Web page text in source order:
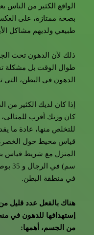
الواقع الكثير من الناس
بصحة ممتازة، على
طبيعي ولديهم مشاكل
ذلك لأن الدهون تحت
طوال الوقت بل مشكلة
الدهون في البطن،
إذا كان لديك الكثير من
كان وزنك أقرب
للتخلص منها، عادة ما
قياس محيط حول
في منطقة البطن.
هناك بالفعل عدد قليل
إستهدافها للدهون في
من الجسم، أهمها: